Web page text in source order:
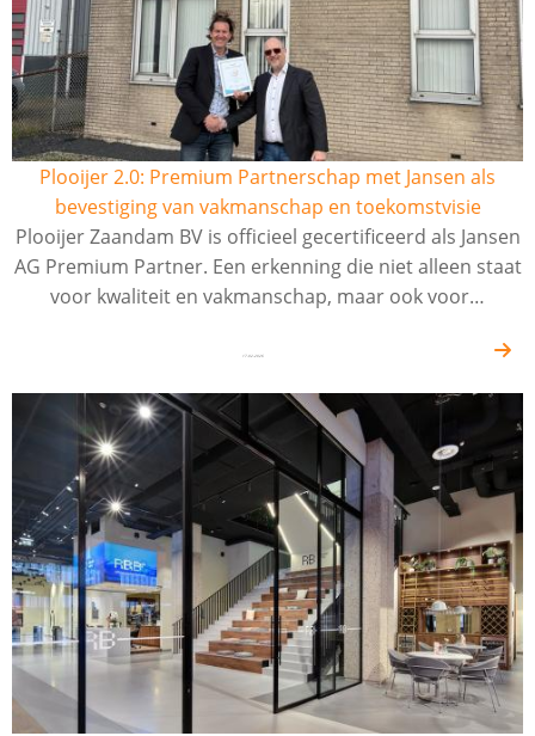
Plooijer 2.0: Premium Partnerschap met Jansen als
bevestiging van vakmanschap en toekomstvisie
Plooijer Zaandam BV is officieel gecertificeerd als Jansen
AG Premium Partner. Een erkenning die niet alleen staat
voor kwaliteit en vakmanschap, maar ook voor…
17-02-2026